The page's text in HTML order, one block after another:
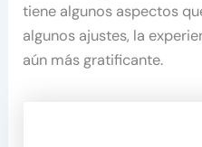
tiene algunos aspectos
algunos ajustes, la
aún más gratificante.